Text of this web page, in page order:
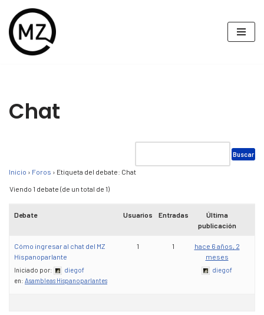
Saltar
al
Chat
Inicio › Foros › Etiqueta del debate: Chat
Viendo 1 debate (de un total de 1)
Debate Usuarios Entradas
Última
publicación
Cómo ingresar al chat del MZ
Hispanoparlante
Iniciado por:
diegof
en: Asambleas Hispanoparlantes
1 1
hace 6 años, 2
meses
diegof